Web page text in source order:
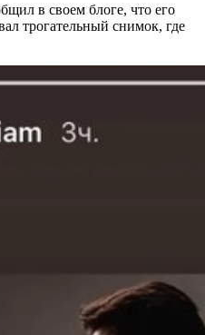
в своем блоге, что его
трогательный снимок, где